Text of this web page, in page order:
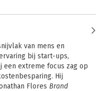
van mens en
bij start-ups,
een extreme focus zag op
Hij
Flores Brand